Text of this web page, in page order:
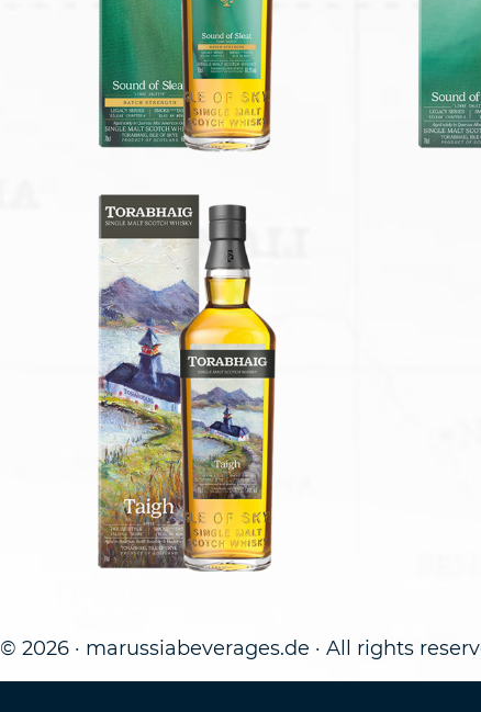
© 2026 · marussiabeverages.de · All rights